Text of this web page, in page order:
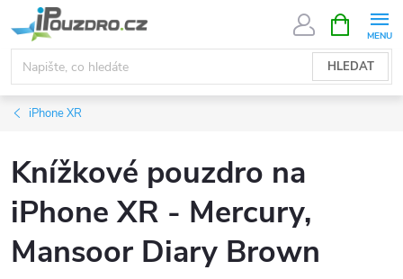
na
obsah
HLEDAT
NÁKUPNÍ
KOŠÍK
iPhone XR
Knížkové pouzdro na
iPhone XR - Mercury,
Mansoor Diary Brown